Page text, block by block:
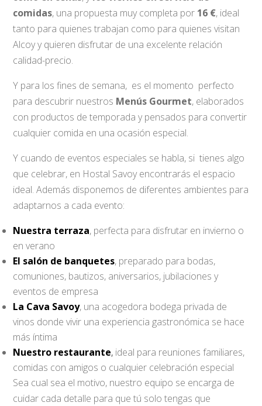
comidas, una propuesta muy completa por 16 €, ideal
tanto para quienes trabajan como para quienes visitan
Alcoy y quieren disfrutar de una excelente relación
calidad-precio.
Y para los fines de semana, es el momento perfecto
para descubrir nuestros Menús Gourmet, elaborados
con productos de temporada y pensados para convertir
cualquier comida en una ocasión especial.
Y cuando de eventos especiales se habla, si tienes algo
que celebrar, en Hostal Savoy encontrarás el espacio
ideal. Además disponemos de diferentes ambientes para
adaptarnos a cada evento:
Nuestra terraza, perfecta para disfrutar en invierno o
en verano
El salón de banquetes, preparado para bodas,
comuniones, bautizos, aniversarios, jubilaciones y
eventos de empresa
La Cava Savoy, una acogedora bodega privada de
vinos donde vivir una experiencia gastronómica se hace
más íntima
Nuestro restaurante, ideal para reuniones familiares,
comidas con amigos o cualquier celebración especial
Sea cual sea el motivo, nuestro equipo se encarga de
cuidar cada detalle para que tú solo tengas que